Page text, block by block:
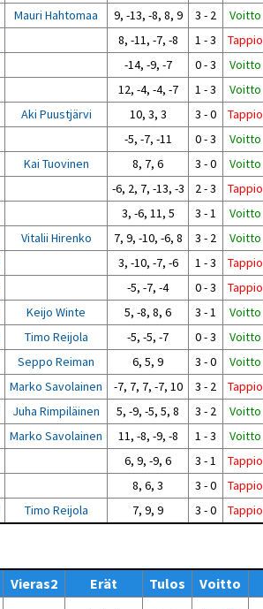
Mauri Hahtomaa 9, -13, -8, 8, 9 3 - 2 Voitto
8, -11, -7, -8 1 - 3 Tappio
-14, -9, -7 0 - 3 Voitto
12, -4, -4, -7 1 - 3 Voitto
Aki Puustjärvi 10, 3, 3 3 - 0 Tappio
-5, -7, -11 0 - 3 Voitto
Kai Tuovinen 8, 7, 6 3 - 0 Voitto
-6, 2, 7, -13, -3 2 - 3 Tappio
3, -6, 11, 5 3 - 1 Voitto
Vitalii Hirenko 7, 9, -10, -6, 8 3 - 2 Voitto
3, -10, -7, -6 1 - 3 Tappio
-5, -7, -4 0 - 3 Tappio
Keijo Winte 5, -8, 8, 6 3 - 1 Voitto
Timo Reijola -5, -5, -7 0 - 3 Voitto
Seppo Reiman 6, 5, 9 3 - 0 Voitto
Marko Savolainen -7, 7, 7, -7, 10 3 - 2 Tappio
Juha Rimpiläinen 5, -9, -5, 5, 8 3 - 2 Voitto
Marko Savolainen 11, -8, -9, -8 1 - 3 Voitto
6, 9, -9, 6 3 - 1 Tappio
8, 6, 3 3 - 0 Tappio
Timo Reijola 7, 9, 9 3 - 0 Tappio
Vieras2 Erät Tulos Voitto